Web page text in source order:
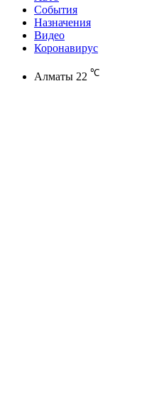
События
Назначения
Видео
Коронавирус
Алматы 22 ℃